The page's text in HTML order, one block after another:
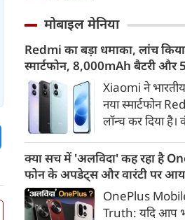
का इतिहास,
मोबाइल मेनिया
Redmi का बड़ा धमाका, लांच
स्मार्टफोन, 8,000mAh बैटरी और
Xiaomi ने
नया स्मार्टफोन
लॉन्च कर दिया
डिस्प्ले,
और Qualcomm
चिपसेट के साथ पेश
50MP का मेन
क्या सच में 'अलविदा' कह रहा है
फोन के अपडेट्स और वारंटी पर
OnePlus
Truth: यदि आप